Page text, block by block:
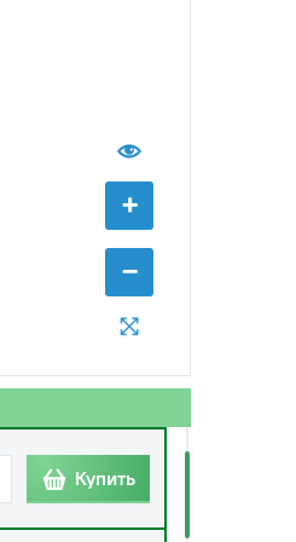
+
−
Купить
Купить